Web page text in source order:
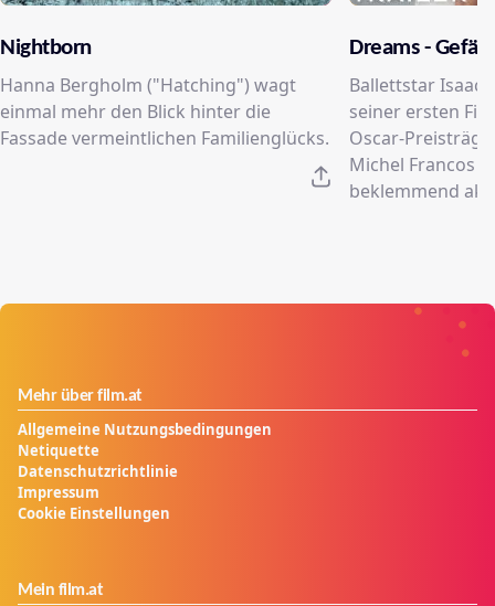
Nightborn
Hanna Bergholm ("Hatching") wagt
einmal mehr den Blick hinter die
Fassade vermeintlichen Familienglücks.
Dreams -
Ballettstar Isaac
seiner ersten
Oscar-
Michel Francos
beklemmend
Mehr über film.at
Allgemeine Nutzungsbedingungen
Netiquette
Datenschutzrichtlinie
Impressum
Cookie Einstellungen
Mein film.at